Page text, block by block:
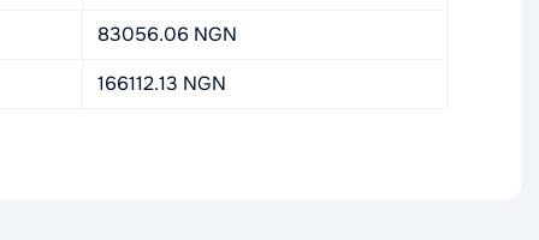
83056.06 NGN
166112.13 NGN